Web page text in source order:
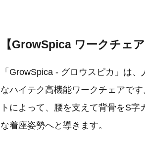
【GrowSpica ワークチェ
「GrowSpica - グロウスピカ」は
なハイテク高機能ワークチェアで
トによって、腰を支えて背骨をS
な着座姿勢へと導きます。